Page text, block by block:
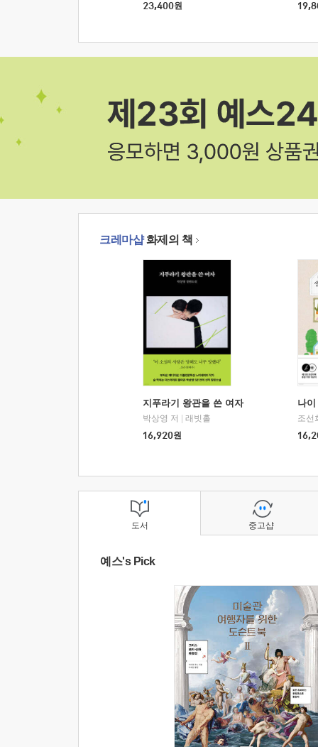
23,400원
크레마샵화제의 책
지푸라기 왕관을 쓴 여자
박상영 저
래빗홀
16,920원
나
조선
도서
예스's Pick
중고샵